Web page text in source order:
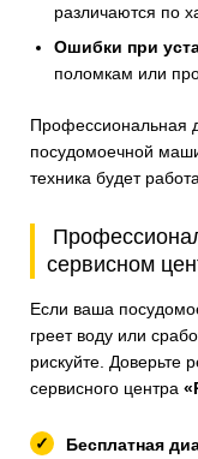
различаются по
Ошибки при
поломкам или
Профессиональная
посудомоечной
техника будет
сервисном
Если ваша
греет воду или
рискуйте. Доверьте
сервисного центра
Бесплатная